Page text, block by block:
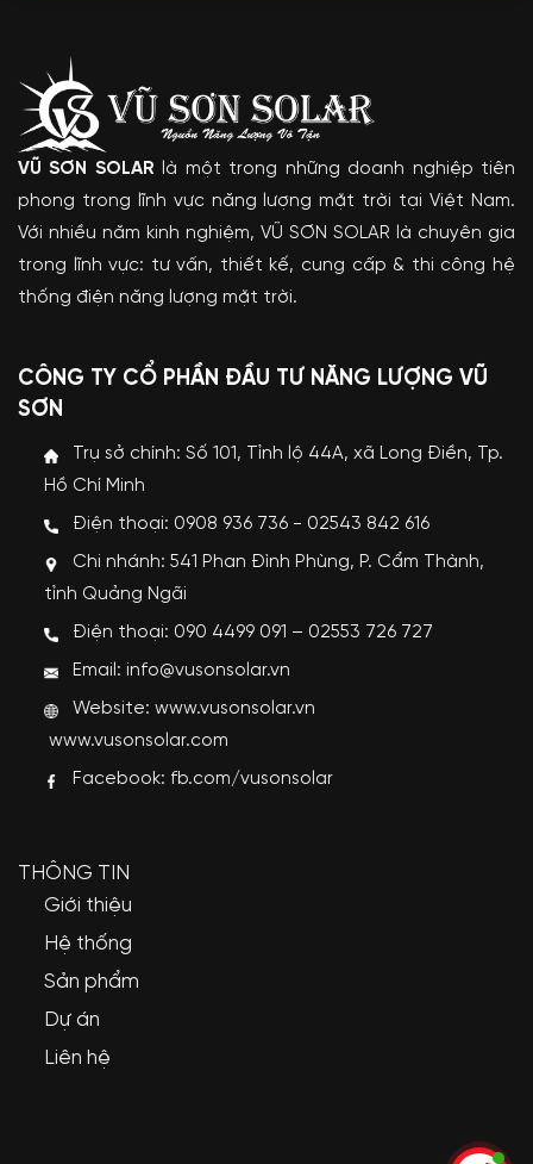
VŨ SƠN SOLAR là một trong những doanh nghiệp tiên
phong trong lĩnh vực năng lượng mặt trời tại Việt Nam.
Với nhiều năm kinh nghiệm, VŨ SƠN SOLAR là chuyên gia
trong lĩnh vực: tư vấn, thiết kế, cung cấp & thi công hệ
thống điện năng lượng mặt trời.
CÔNG TY CỔ PHẦN ĐẦU TƯ NĂNG LƯỢNG VŨ
SƠN
Trụ sở chính: Số 101, Tỉnh lộ 44A, xã Long Điền, Tp.
Hồ Chí Minh
Điện thoại: 0908 936 736 - 02543 842 616
Chi nhánh: 541 Phan Đình Phùng, P. Cẩm Thành,
tỉnh Quảng Ngãi
Điện thoại: 090 4499 091 – 02553 726 727
Email: info@vusonsolar.vn
Website:www.vusonsolar.vn
www.vusonsolar.com
Facebook: fb.com/vusonsolar
THÔNG TIN
Giới thiệu
Hệ thống
Sản phẩm
Dự án
Liên hệ